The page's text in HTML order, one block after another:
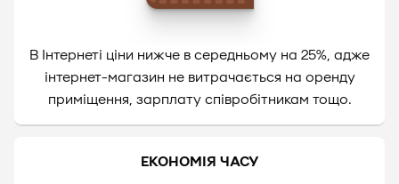
В Інтернеті ціни нижче в середньому на 25%, адже
інтернет-магазин не витрачається на оренду
приміщення, зарплату співробітникам тощо.
ЕКОНОМІЯ ЧАСУ